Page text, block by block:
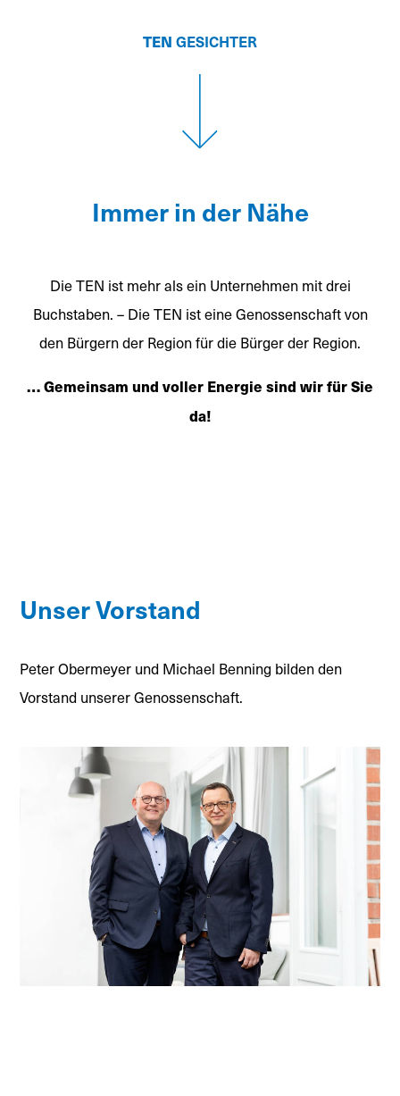
TEN GESICHTER
Immer in der Nähe
Die TEN ist mehr als ein Unternehmen mit drei
Buchstaben. – Die TEN ist eine Genossenschaft von
den Bürgern der Region für die Bürger der Region.
… Gemeinsam und voller Energie sind wir für Sie
da!
Unser Vorstand
Peter Obermeyer und Michael Benning bilden den
Vorstand unserer Genossenschaft.